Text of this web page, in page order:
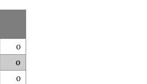
0
0
0